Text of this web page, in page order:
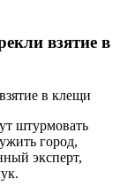
взятие в
штурмовать
город,
эксперт,